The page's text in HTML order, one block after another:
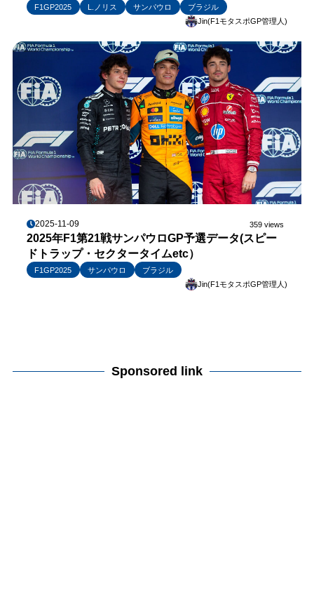
F1GP2025 L.ノリス サンパウロ
ブラジル
Jin(F1モタスポGP管理人)
2025-11-09 359 views
2025年F1第21戦サンパウロGP予選データ(スピー
ドトラップ・セクタータイムetc）
F1GP2025 サンパウロ
ブラジル
Jin(F1モタスポGP管理人)
Sponsored link